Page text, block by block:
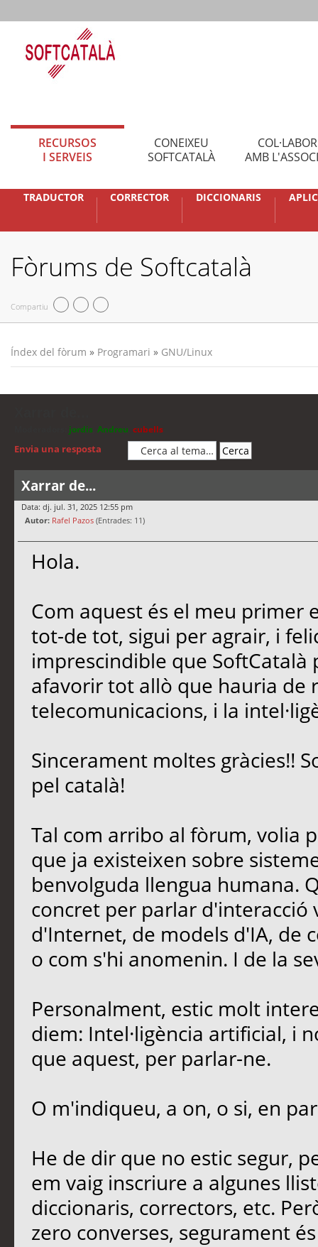
RECURSOS
I SERVEIS
CONEIXEU
SOFTCATALÀ
AMB
TRADUCTOR CORRECTOR DICCIONARIS
Fòrums de Softcatalà
Compartiu
Índex del fòrum » Programari » GNU/Linux
jordis Andreu cubells
Envia una resposta
Xarrar de...
Data: dj. jul. 31, 2025 12:55 pm
Autor: Rafel Pazos (Entrades: 11)
Hola.
Com aquest és el meu primer
tot-de tot, sigui per agrair, i
imprescindible que SoftCatalà
afavorir tot allò que hauria de
telecomunicacions, i la
Sincerament moltes gràcies!!
pel català!
Tal com arribo al fòrum, volia
que ja existeixen sobre
benvolguda llengua humana.
concret per parlar d'interacció
d'Internet, de models d'IA, de
o com s'hi anomenin. I de la
Personalment, estic molt
diem: Intel·ligència artificial, i
que aquest, per parlar-ne.
O m'indiqueu, a on, o si, en
He de dir que no estic segur,
em vaig inscriure a algunes
diccionaris, correctors, etc.
zero converses, segurament